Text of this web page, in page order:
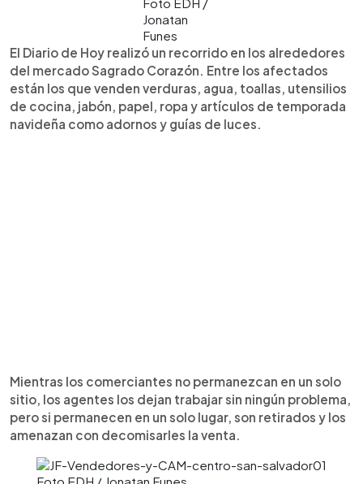
Jonatan
Funes
El Diario de Hoy realizó un recorrido en los alrededores
del mercado Sagrado Corazón. Entre los afectados
están los que venden verduras, agua, toallas, utensilios
de cocina, jabón, papel, ropa y artículos de temporada
navideña como adornos y guías de luces.
Mientras los comerciantes no permanezcan en un solo
sitio, los agentes los dejan trabajar sin ningún problema,
pero si permanecen en un solo lugar, son retirados y los
amenazan con decomisarles la venta.